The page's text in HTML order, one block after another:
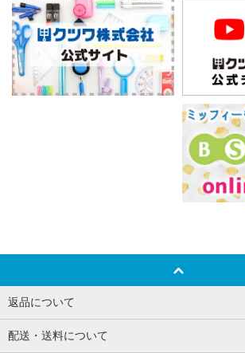
返品について
配送・送料について